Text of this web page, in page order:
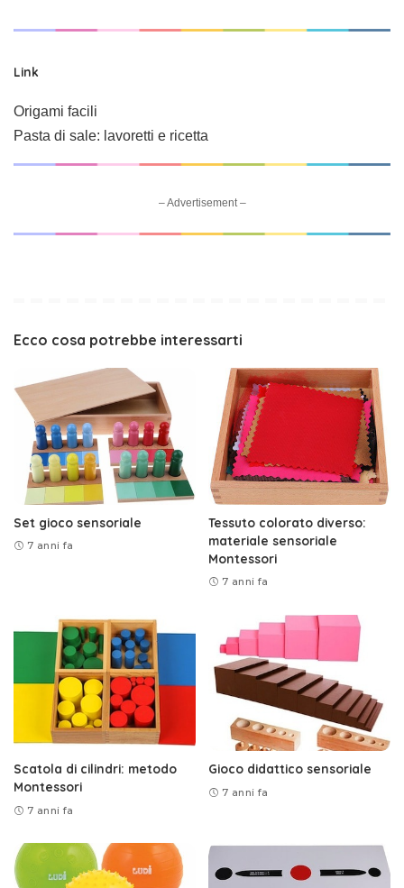
Link
Origami facili
Pasta di sale: lavoretti e ricetta
– Advertisement –
Ecco cosa potrebbe interessarti
Set gioco sensoriale
7 anni fa
Tessuto colorato diverso:
materiale sensoriale
Montessori
7 anni fa
Scatola di cilindri: metodo
Montessori
7 anni fa
Gioco didattico sensoriale
7 anni fa